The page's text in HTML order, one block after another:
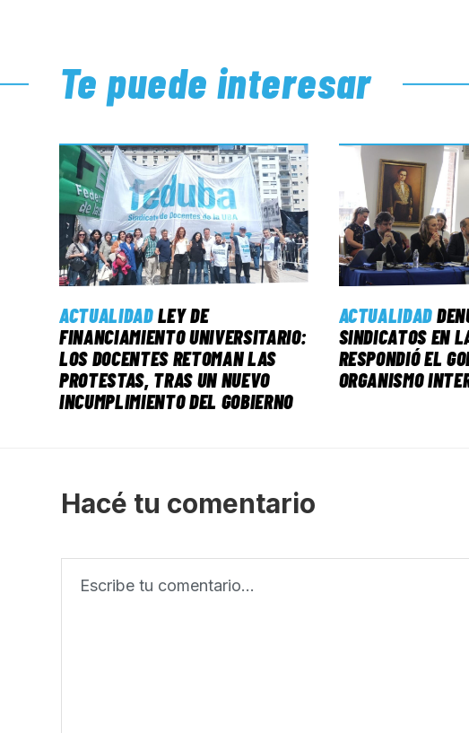
Te puede interesar
ACTUALIDAD LEY DE
FINANCIAMIENTO UNIVERSITARIO:
LOS DOCENTES RETOMAN LAS
PROTESTAS, TRAS UN NUEVO
INCUMPLIMIENTO DEL GOBIERNO
ACTUALIDAD
SINDICATOS EN
RESPONDIÓ EL
ORGANISMO
Hacé tu comentario